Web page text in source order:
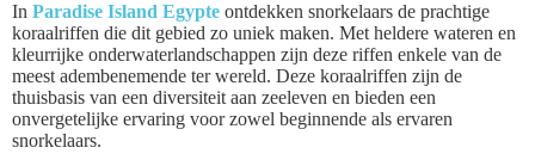
In Paradise Island Egypte ontdekken snorkelaars de prachtige
koraalriffen die dit gebied zo uniek maken. Met heldere wateren en
kleurrijke onderwaterlandschappen zijn deze riffen enkele van de
meest adembenemende ter wereld. Deze koraalriffen zijn de
thuisbasis van een diversiteit aan zeeleven en bieden een
onvergetelijke ervaring voor zowel beginnende als ervaren
snorkelaars.